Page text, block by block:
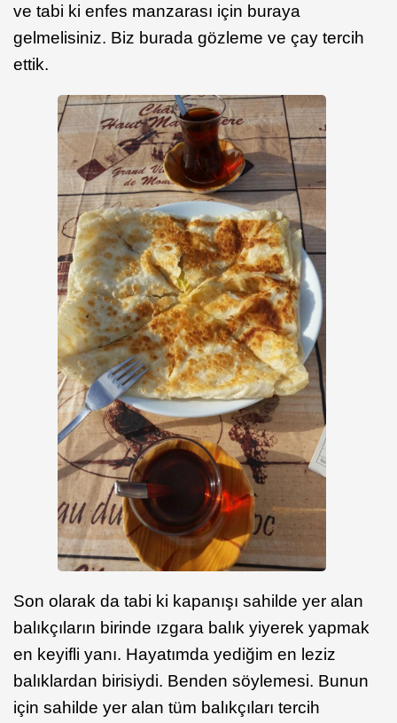
ve tabi ki enfes manzarası için buraya
gelmelisiniz. Biz burada gözleme ve çay tercih
ettik.
Son olarak da tabi ki kapanışı sahilde yer alan
balıkçıların birinde ızgara balık yiyerek yapmak
en keyifli yanı. Hayatımda yediğim en leziz
balıklardan birisiydi. Benden söylemesi. Bunun
için sahilde yer alan tüm balıkçıları tercih